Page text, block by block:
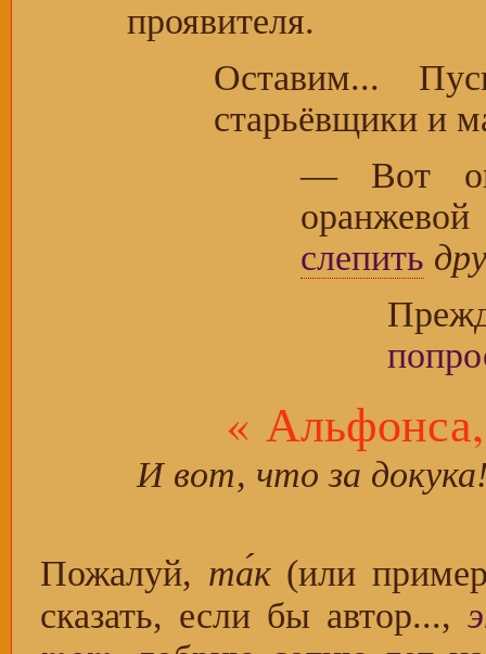
проявителя.
Оставим...
старьёвщики и
— Вот
слепить
«
И вот, что за
Пожалуй, та́к(или
сказать, если бы автор...,